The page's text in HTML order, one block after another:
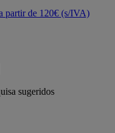
partir de 120€ (s/IVA)
sugeridos